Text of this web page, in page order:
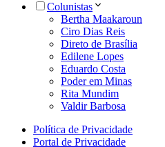
Colunistas
Bertha Maakaroun
Ciro Dias Reis
Direto de Brasília
Edilene Lopes
Eduardo Costa
Poder em Minas
Rita Mundim
Valdir Barbosa
Política de Privacidade
Portal de Privacidade